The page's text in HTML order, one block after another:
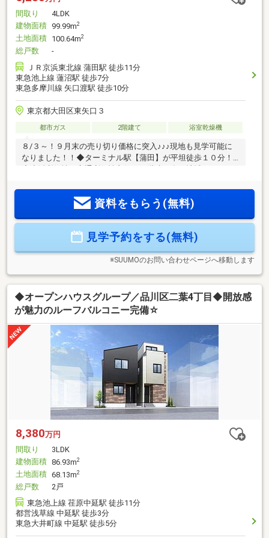
間取り
4LDK
建物面積 99.99m2
土地面積 100.64m2
総戸数
-
ＪＲ京浜東北線 蒲田駅 徒歩11分
東急池上線 蓮沼駅 徒歩7分
東急多摩川線 矢口渡駅 徒歩10分
東京都大田区東矢口３
都市ガス 2階建て 浴室乾燥機
８/３～！９月末の売り切り価格に突入♪♪♪現地も見学可能に
なりました！！◆ターミナル駅【蒲田】が平坦徒歩１０分！
放感＆テレワーク部屋など、戸建の良さを全部取り！！！
◇◆━…‥・ 物 件 の 特 徴 ・‥…━◆◇◆全居室収納＆６帖
５０００万円台の物件です♪お家賃より安い毎月の返済シミュ
資料をもらう(無料)
見学予約をする(無料)
※SUUMOのお問い合わせページへ移動します
◆オープンハウスグループ／品川区二葉4丁目◆開放感
が魅力のルーフバルコニー完備☆
8,380万円
間取り
3LDK
建物面積 86.93m2
土地面積 68.13m2
総戸数
2戸
東急池上線 荏原中延駅 徒歩11分
都営浅草線 中延駅 徒歩3分
東急大井町線 中延駅 徒歩5分